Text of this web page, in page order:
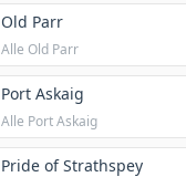
Old Parr
Alle Old Parr
Port Askaig
Alle Port Askaig
Pride of Strathspey